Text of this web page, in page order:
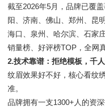
截至2026年5月，品牌已覆
阳、济南、佛山、郑州、昆
海口、泉州、哈尔滨、石家
销量榜、好评榜TOP，全网
2.技术靠谱：拒绝模板，千
纹眉效果好不好，核心看纹
准。
品牌拥有一支1300+人的资